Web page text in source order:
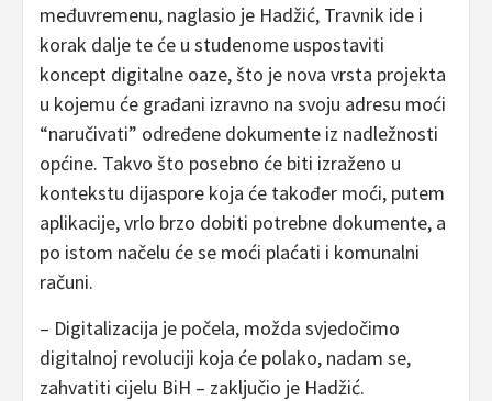
međuvremenu, naglasio je Hadžić, Travnik ide i
korak dalje te će u studenome uspostaviti
koncept digitalne oaze, što je nova vrsta projekta
u kojemu će građani izravno na svoju adresu moći
“naručivati” određene dokumente iz nadležnosti
općine. Takvo što posebno će biti izraženo u
kontekstu dijaspore koja će također moći, putem
aplikacije, vrlo brzo dobiti potrebne dokumente, a
po istom načelu će se moći plaćati i komunalni
računi.
– Digitalizacija je počela, možda svjedočimo
digitalnoj revoluciji koja će polako, nadam se,
zahvatiti cijelu BiH – zaključio je Hadžić.